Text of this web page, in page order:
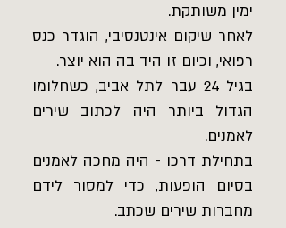
ימין משותקת.
לאחר שיקום אינטנסיבי, הוגדר כנס
רפואי, וכיום זו היד בה הוא יוצר.
בגיל 24 עבר לתל אביב, כשחלומו
הגדול ביותר היה לכתוב שירים
לאמנים.
בתחילת דרכו - היה מחכה לאמנים
בסיום הופעות, כדי למסור לידם
מחברות שירים שכתב.